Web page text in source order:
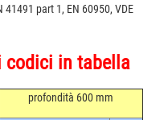
41491 part 1, EN 60950, VDE
codici in tabella
profondità 600 mm